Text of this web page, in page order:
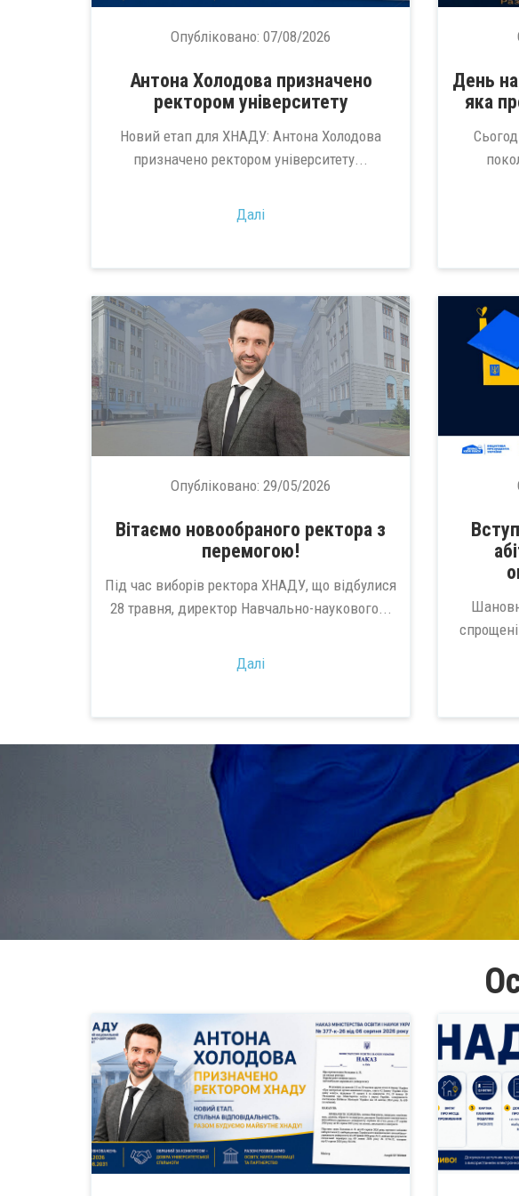
Опубліковано: 07/08/2026
Антона Холодова призначено
ректором університету
Новий етап для ХНАДУ: Антона Холодова
призначено ректором університету...
Далі
День
яка
Опубліковано: 29/05/2026
Вітаємо новообраного ректора з
перемогою!
Під час виборів ректора ХНАДУ, що відбулися
28 травня, директор Навчально-наукового...
Далі